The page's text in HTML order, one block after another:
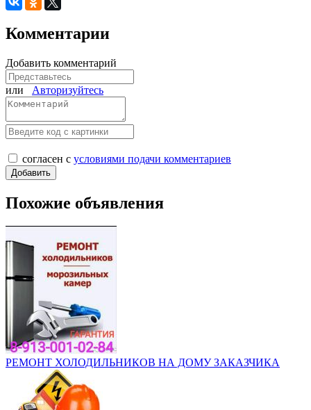
Комментарии
Добавить комментарий
или Авторизуйтесь
согласен с условиями подачи комментариев
Похожие объявления
РЕМОНТ ХОЛОДИЛЬНИКОВ НА ДОМУ ЗАКАЗЧИКА